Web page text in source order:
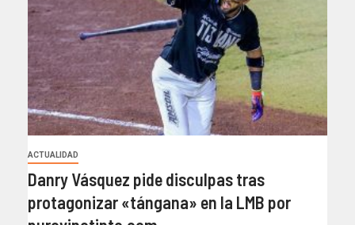
ACTUALIDAD
Danry Vásquez pide disculpas tras
protagonizar «tángana» en la LMB por